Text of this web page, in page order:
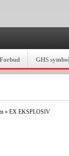
Forbud GHS
» EX EKSPLOSIV